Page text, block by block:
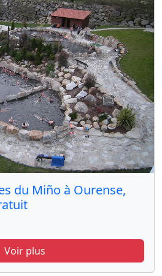
du Miño à Ourense,
Voir plus